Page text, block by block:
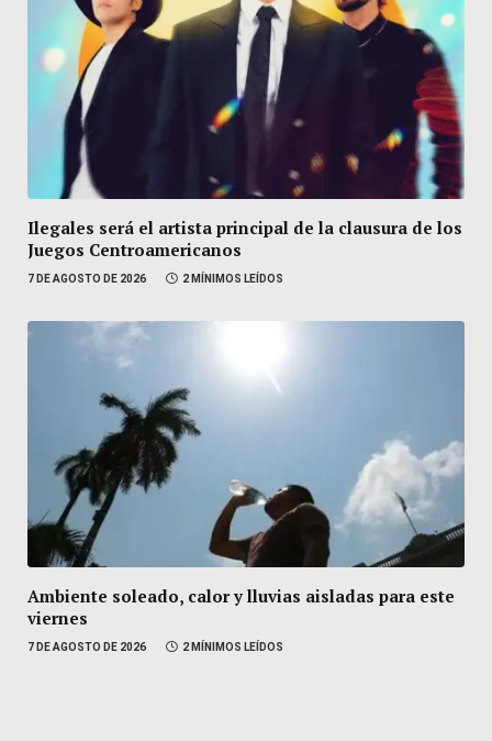
Ilegales será el artista principal de la clausura de los
Juegos Centroamericanos
7 DE AGOSTO DE 2026 2 MÍNIMOS LEÍDOS
Ambiente soleado, calor y lluvias aisladas para este
viernes
7 DE AGOSTO DE 2026 2 MÍNIMOS LEÍDOS